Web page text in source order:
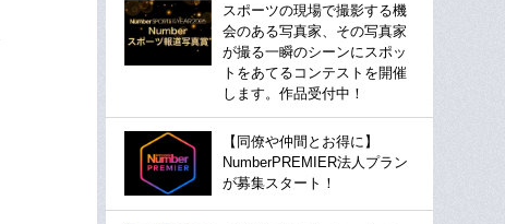
スポーツの現場で撮影する機
会のある写真家、その写真家
が撮る一瞬のシーンにスポッ
トをあてるコンテストを開催
します。作品受付中！
【同僚や仲間とお得に】
NumberPREMIER法人プラン
が募集スタート！